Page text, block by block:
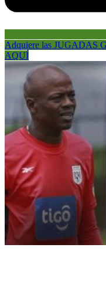
Adquiere las JUGADAS
AQUÍ